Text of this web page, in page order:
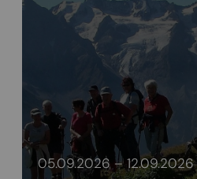
05.09.2026 – 12.09.2026